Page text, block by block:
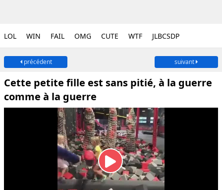
LOL WIN FAIL OMG CUTE WTF JLBCSDP
précédent suivant
Cette petite fille est sans pitié, à la guerre
comme à la guerre